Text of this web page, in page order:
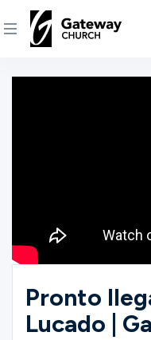
DISCOVER
Connect
Pronto
Lucado |